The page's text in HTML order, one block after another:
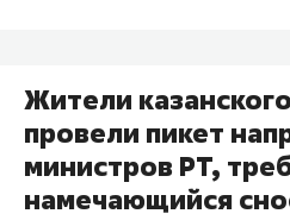
Жители
провели пикет
министров РТ,
намечающийся